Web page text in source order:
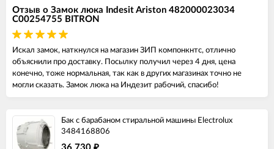
Отзыв о Замок люка Indesit Ariston 482000023034
C00254755 BITRON
Искал замок, наткнулся на магазин ЗИП компонкнтс, отлично
объяснили про доставку. Посылку получил через 4 дня, цена
конечно, тоже нормальная, так как в других магазинах точно не
могли сказать. Замок люка на Индезит рабочий, спасибо!
Бак с барабаном стиральной машины Electrolux
3484168806
₽